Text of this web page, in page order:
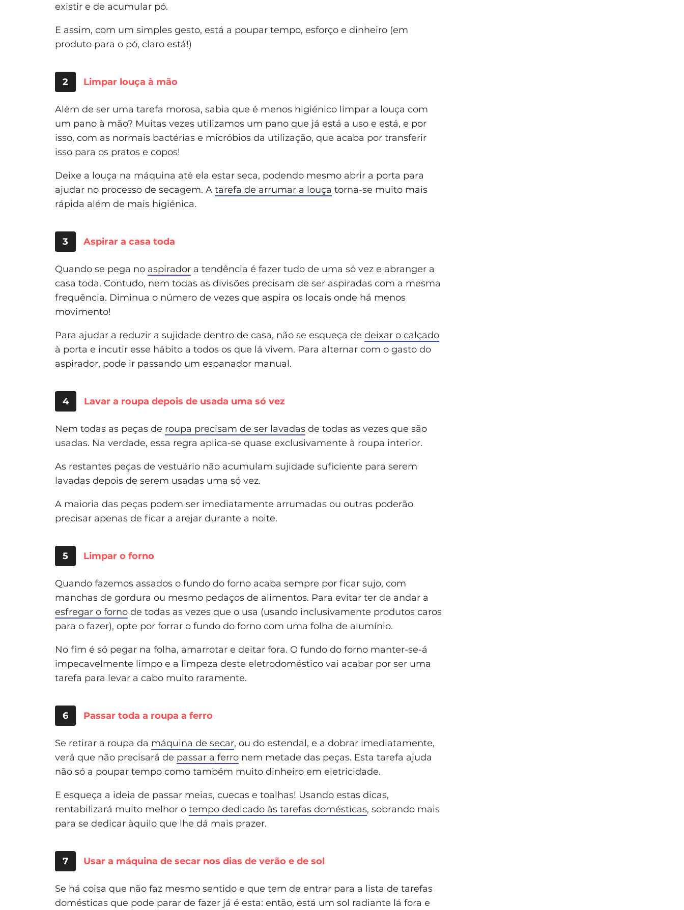
existir e de acumular pó.
E assim, com um simples gesto, está a poupar tempo, esforço e dinheiro (em
produto para o pó, claro está!)
2 Limpar louça à mão
Além de ser uma tarefa morosa, sabia que é menos higiénico limpar a louça com
um pano à mão? Muitas vezes utilizamos um pano que já está a uso e está, e por
isso, com as normais bactérias e micróbios da utilização, que acaba por transferir
isso para os pratos e copos!
Deixe a louça na máquina até ela estar seca, podendo mesmo abrir a porta para
ajudar no processo de secagem. A tarefa de arrumar a louça torna-se muito mais
rápida além de mais higiénica.
3 Aspirar a casa toda
Quando se pega no aspirador a tendência é fazer tudo de uma só vez e abranger a
casa toda. Contudo, nem todas as divisões precisam de ser aspiradas com a mesma
frequência. Diminua o número de vezes que aspira os locais onde há menos
movimento!
Para ajudar a reduzir a sujidade dentro de casa, não se esqueça de deixar o calçado
à porta e incutir esse hábito a todos os que lá vivem. Para alternar com o gasto do
aspirador, pode ir passando um espanador manual.
4 Lavar a roupa depois de usada uma só vez
Nem todas as peças de roupa precisam de ser lavadas de todas as vezes que são
usadas. Na verdade, essa regra aplica-se quase exclusivamente à roupa interior.
As restantes peças de vestuário não acumulam sujidade suficiente para serem
lavadas depois de serem usadas uma só vez.
A maioria das peças podem ser imediatamente arrumadas ou outras poderão
precisar apenas de ficar a arejar durante a noite.
5 Limpar o forno
Quando fazemos assados o fundo do forno acaba sempre por ficar sujo, com
manchas de gordura ou mesmo pedaços de alimentos. Para evitar ter de andar a
esfregar o forno de todas as vezes que o usa (usando inclusivamente produtos caros
para o fazer), opte por forrar o fundo do forno com uma folha de alumínio.
No fim é só pegar na folha, amarrotar e deitar fora. O fundo do forno manter-se-á
impecavelmente limpo e a limpeza deste eletrodoméstico vai acabar por ser uma
tarefa para levar a cabo muito raramente.
6 Passar toda a roupa a ferro
Se retirar a roupa da máquina de secar, ou do estendal, e a dobrar imediatamente,
verá que não precisará de passar a ferro nem metade das peças. Esta tarefa ajuda
não só a poupar tempo como também muito dinheiro em eletricidade.
E esqueça a ideia de passar meias, cuecas e toalhas! Usando estas dicas,
rentabilizará muito melhor o tempo dedicado às tarefas domésticas, sobrando mais
para se dedicar àquilo que lhe dá mais prazer.
7 Usar a máquina de secar nos dias de verão e de sol
Se há coisa que não faz mesmo sentido e que tem de entrar para a lista de tarefas
domésticas que pode parar de fazer já é esta: então, está um sol radiante lá fora e